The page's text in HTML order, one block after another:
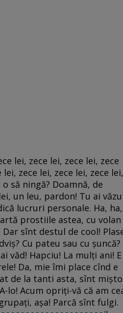
lei, zece lei, zece lei, zece
zece lei, zece lei, zece lei,
să ningă? Doamnă, de
un leu, pardon! Tu ai
lucruri personale. Ha, ha,
prostiile astea, cu volan
sînt destul de cool!
Cu pateu sau cu şuncă?
văd! Hapciu! La mulţi ani! E
Da, mie îmi place cînd e
de la tanti asta, sînt mişto
lo! Acum opriţi-vă că am
aşa! Parcă sînt fulgi.